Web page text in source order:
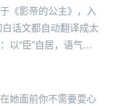
《影帝的公主》，入
话文都自动翻译成太
以“臣”自居，语气谦
她面前你不需要耍心